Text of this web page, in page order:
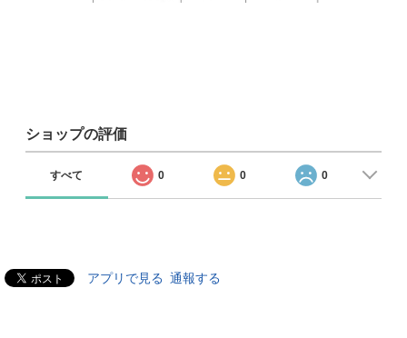
ショップの評価
すべて 0 0 0
アプリで見る 通報する